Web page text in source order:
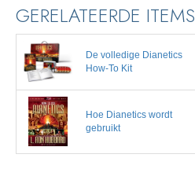
GERELATEERDE ITEMS
De volledige Dianetics
How-To Kit
Hoe Dianetics wordt
gebruikt